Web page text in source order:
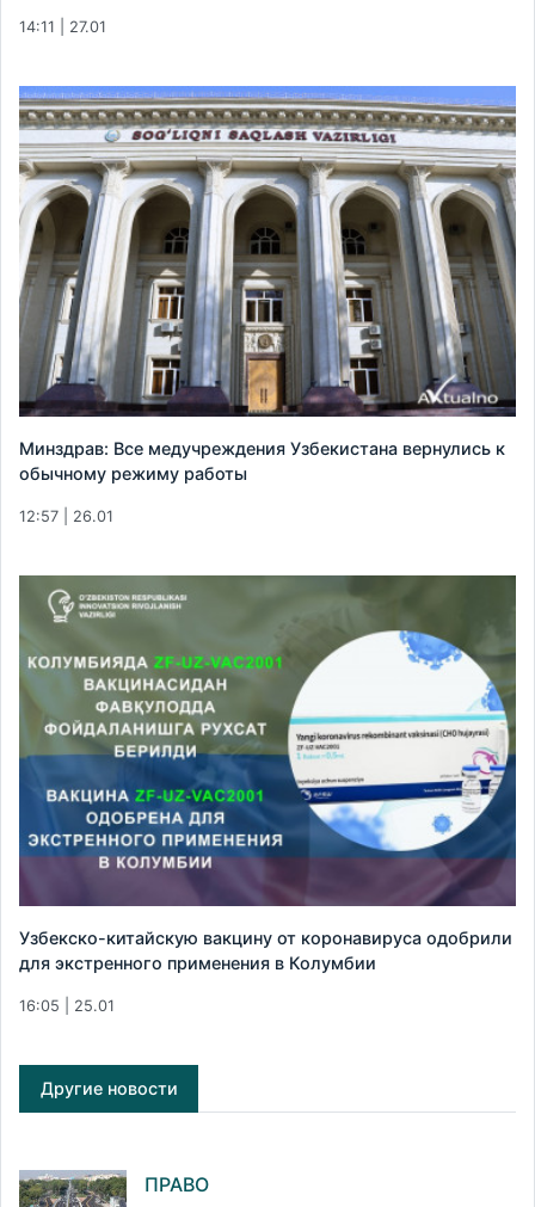
14:11 | 27.01
Минздрав: Все медучреждения Узбекистана вернулись к
обычному режиму работы
12:57 | 26.01
Узбекско-китайскую вакцину от коронавируса одобрили
для экстренного применения в Колумбии
16:05 | 25.01
Другие новости
ПРАВО